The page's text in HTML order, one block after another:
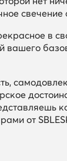
в
вашего
от